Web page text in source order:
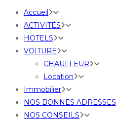
Accueil
ACTIVITÉS
HOTELS
VOITURE
CHAUFFEUR
Location
Immobilier
NOS BONNES ADRESSES
NOS CONSEILS